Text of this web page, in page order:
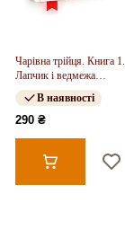
Чарівна трійця. Книга 1.
Лапчик і ведмежа
відвага (у)
В наявності
290 ₴